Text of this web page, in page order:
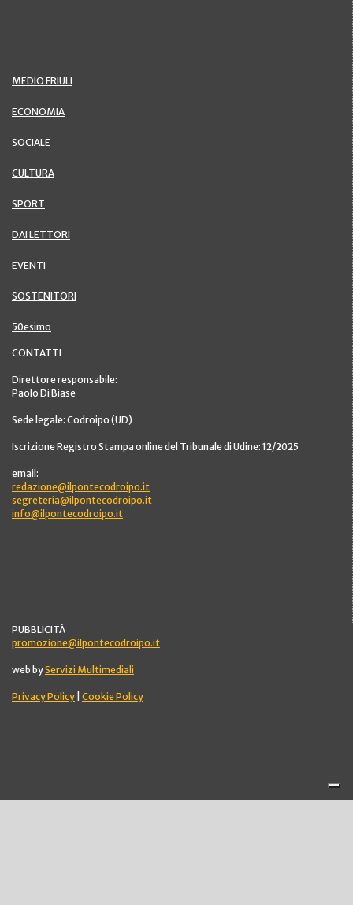
MEDIO FRIULI
ECONOMIA
SOCIALE
CULTURA
SPORT
DAI LETTORI
EVENTI
SOSTENITORI
50esimo
CONTATTI
Direttore responsabile:
Paolo Di Biase
Sede legale: Codroipo (UD)
Iscrizione Registro Stampa online del Tribunale di Udine: 12/2025
email:
redazione@ilpontecodroipo.it
segreteria@ilpontecodroipo.it
info@ilpontecodroipo.it
PUBBLICITÀ
promozione@ilpontecodroipo.it
web byServizi Multimediali
Privacy Policy Cookie Policy